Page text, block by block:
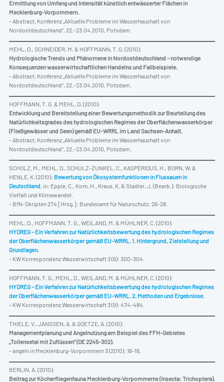
Ermittlung von Umfang und Intensität künstlich entwässerter Flächen in
Mecklenburg-Vorpommern.
– Abstract, Konferenz „Aktuelle Probleme im Wasserhaushalt von
Nordostdeutschland“, 22.-23.04.2010, Potsdam.
MEHL, D., SCHNEIDER, M. & HOFFMANN, T. G. (2010):
Hydrologische Trends und Phänomene in Nordostdeutschland – notwendige
Konsequenzen wasserwirtschaftlichen Handelns und Fallbeispiele.
– Abstract, Konferenz „Aktuelle Probleme im Wasserhaushalt von
Nordostdeutschland“, 22.-23.04.2010, Potsdam.
HOFFMANN, T. G. & MEHL, D. (2010):
Entwicklung und Bereitstellung einer Bewertungsmethodik zur Beurteilung des
Natürlichkeitsgrades des hydrologischen Regimes der Oberflächenwasserkörper
(Fließgewässer und Seen) gemäß EU-WRRL im Land Sachsen-Anhalt.
– Abstract, Konferenz „Aktuelle Probleme im Wasserhaushalt von
Nordostdeutschland“, 22.-23.04.2010, Potsdam.
SCHOLZ, M., MEHL, D., SCHULZ-ZUNKEL, C., KASPERIDUS, H., BORN, W. &
HENLE, K. (2010): Bewertung von Ökosystemfunktionen in Flussauen in
Deutschland, in: Epple, C., Korn, H., Kraus, K. & Stadler, J. (Bearb.): Biologische
Vielfalt und Klimawandel.
– BfN-Skripten 274 [Hrsg.]: Bundesamt für Naturschutz: 26-28.
MEHL, D., HOFFMANN, T. G., WEILAND, M. & MÜHLNER, C. (2010):
HYDREG – Ein Verfahren zur Natürlichkeitsbewertung des hydrologischen Regimes
der Oberflächenwasserkörper gemäß EU-WRRL. 1. Hintergrund, Zielstellung und
Grundlagen.
– KW Korrespondenz Wasserwirtschaft 3 (6): 300-304.
HOFFMANN, T. G., MEHL, D., WEILAND, M. & MÜHLNER, C. (2010):
HYDREG – Ein Verfahren zur Natürlichkeitsbewertung des hydrologischen Regimes
der Oberflächenwasserkörper gemäß EU-WRRL. 2. Methoden und Ergebnisse.
– KW Korrespondenz Wasserwirtschaft 3 (9): 474-484.
THIELE, V., JANSSEN, A. & GOETZE, A. (2010):
Managementplanung und Angelnutzung am Beispiel des FFH-Gebietes
„Tollensetal mit Zuflüssen“ (DE 2245-302).
– angeln in Mecklenburg-Vorpommern 3 (2010): 16-18.
BERLIN, A. (2010):
Beitrag zur Köcherfliegenfauna Mecklenburg-Vorpommerns (Insecta: Trichoptera).